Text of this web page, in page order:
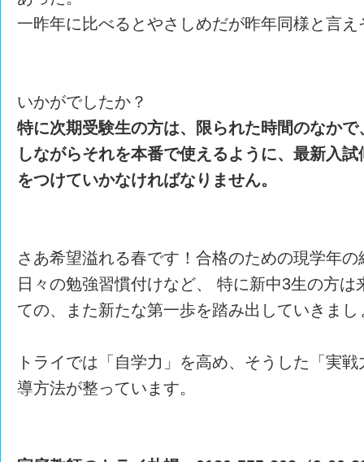
一昨年に比べるとやさしめだが昨年同様と言え
いかがでしたか？
特に次期受験生の方は、限られた時間のなか
しながらそれを本番で使えるように、最新入
をつけていかなければなりません。
さあ希望溢れる春です！合格のための現学年
日々の勉強習慣付けなど、 特に新中3生の方
ての、また新たな第一歩を踏み出していきまし
トライでは「自学力」を高め、そうした「実
導方法が整っています。